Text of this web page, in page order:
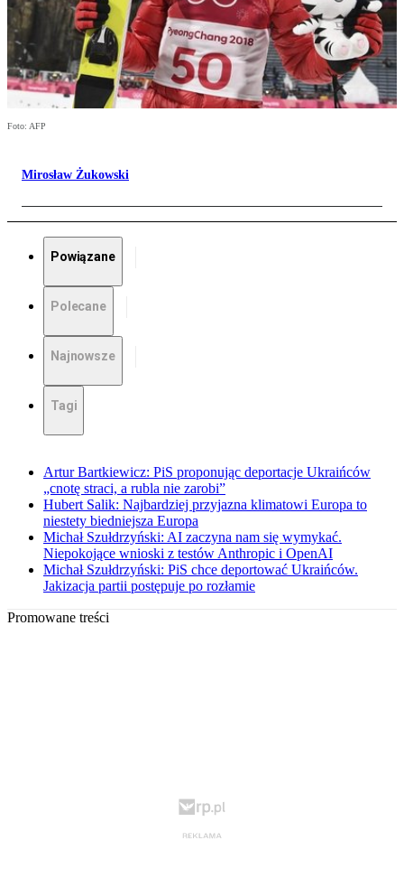
Foto: AFP
Mirosław Żukowski
Powiązane
Polecane
Najnowsze
Tagi
Artur Bartkiewicz: PiS proponując deportacje Ukraińców
„cnotę straci, a rubla nie zarobi”
Hubert Salik: Najbardziej przyjazna klimatowi Europa to
niestety biedniejsza Europa
Michał Szułdrzyński: AI zaczyna nam się wymykać.
Niepokojące wnioski z testów Anthropic i OpenAI
Michał Szułdrzyński: PiS chce deportować Ukraińców.
Jakizacja partii postępuje po rozłamie
Promowane treści